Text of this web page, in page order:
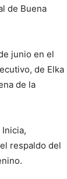
de Buena
junio en el
de Elka
de la
respaldo del